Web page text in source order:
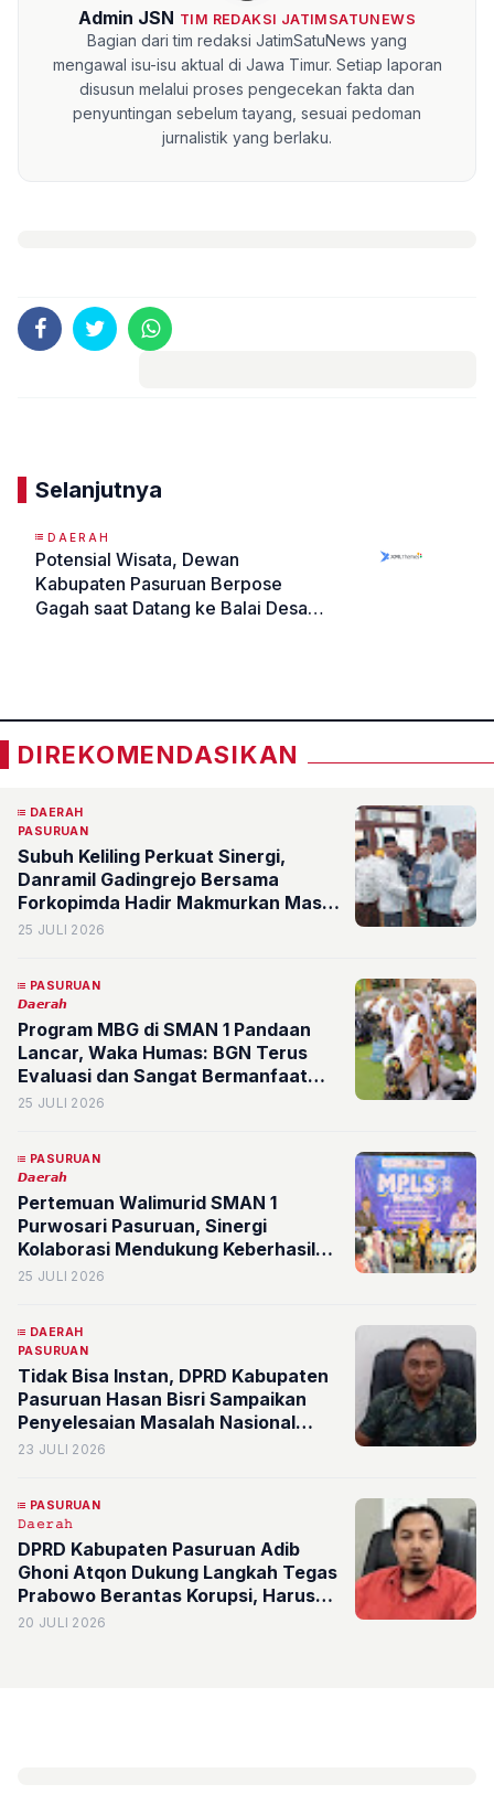
Admin JSN TIM REDAKSI JATIMSATUNEWS
Bagian dari tim redaksi JatimSatuNews yang
mengawal isu-isu aktual di Jawa Timur. Setiap laporan
disusun melalui proses pengecekan fakta dan
penyuntingan sebelum tayang, sesuai pedoman
jurnalistik yang berlaku.
Selanjutnya
DAERAH
Potensial Wisata, Dewan
Kabupaten Pasuruan Berpose
Gagah saat Datang ke Balai Desa
DIREKOMENDASIKAN
DAERAH
PASURUAN
Subuh Keliling Perkuat Sinergi,
Danramil Gadingrejo Bersama
Forkopimda Hadir Makmurkan Masjid
dan Jaga Kondusivitas Kota
25 JULI 2026
PASURUAN
𝘿𝙖𝙚𝙧𝙖𝙝
Program MBG di SMAN 1 Pandaan
Lancar, Waka Humas: BGN Terus
Evaluasi dan Sangat Bermanfaat
bagi Siswa
25 JULI 2026
PASURUAN
𝘿𝙖𝙚𝙧𝙖𝙝
Pertemuan Walimurid SMAN 1
Purwosari Pasuruan, Sinergi
Kolaborasi Mendukung Keberhasilan
Siswa
25 JULI 2026
DAERAH
PASURUAN
Tidak Bisa Instan, DPRD Kabupaten
Pasuruan Hasan Bisri Sampaikan
Penyelesaian Masalah Nasional
Harus Dikawal Bersama
23 JULI 2026
PASURUAN
𝙳𝚊𝚎𝚛𝚊𝚑
DPRD Kabupaten Pasuruan Adib
Ghoni Atqon Dukung Langkah Tegas
Prabowo Berantas Korupsi, Harus
Ditindak Memang
20 JULI 2026